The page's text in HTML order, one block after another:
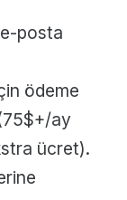
posta
ödeme
ay
ücret).